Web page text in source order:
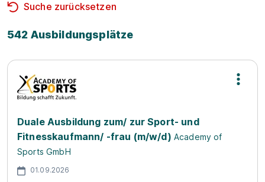
Suche zurücksetzen
542 Ausbildungsplätze
Duale Ausbildung zum/ zur Sport- und
Fitnesskaufmann/ -frau (m/w/d) Academy of
Sports GmbH
01.09.2026